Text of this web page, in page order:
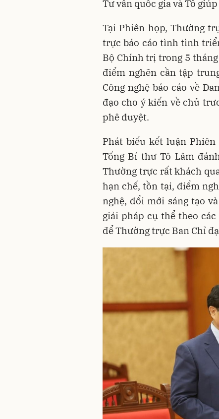
Tư vấn quốc gia và Tổ
Tại Phiên họp, Thường
trực báo cáo tình tình
Bộ Chính trị trong 5
điểm nghẽn cần tập
Công nghệ báo cáo về
đạo cho ý kiến về chủ
phê duyệt.
Phát biểu kết luận
Tổng Bí thư Tô Lâm
Thường trực rất khách
hạn chế, tồn tại, điểm
nghệ, đổi mới sáng tạo
giải pháp cụ thể theo
để Thường trực Ban Chỉ